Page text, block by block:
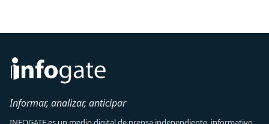
Informar, analizar, anticipar